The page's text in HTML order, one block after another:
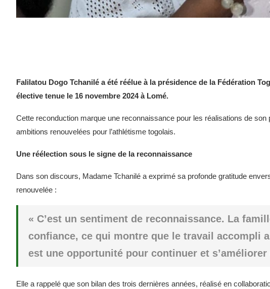
Falilatou Dogo Tchanilé a été réélue à la présidence de la Fédération
élective tenue le 16 novembre 2024 à Lomé.
Cette reconduction marque une reconnaissance pour les réalisations de son
ambitions renouvelées pour l’athlétisme togolais.
Une réélection sous le signe de la reconnaissance
Dans son discours, Madame Tchanilé a exprimé sa profonde gratitude
renouvelée :
« C’est un sentiment de reconnaissance. La
confiance, ce qui montre que le travail accompli
est une opportunité pour continuer et s’améliorer
Elle a rappelé que son bilan des trois dernières années, réalisé en